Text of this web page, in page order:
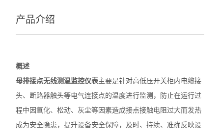
AMC系列电测仪表
电动机保护器
数据采集传输仪
防逆流检测仪表
产品介绍
概述
母排接点无线测温监控仪表主要是针对高低压开关柜内电缆接
头、断路器触头等电气连接点的温度进行监测，防止在运行过
程中因氧化、松动、灰尘等因素造成接点接触电阻过大而发热
成为安全隐患，提升设备安全保障，及时、持续、准确反映设